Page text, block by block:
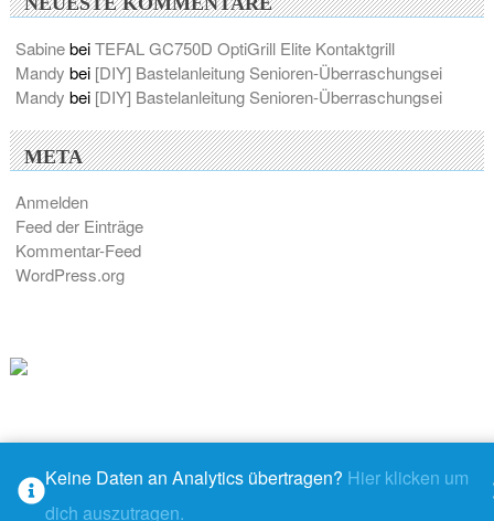
SabinebeiTEFAL GC750D OptiGrill Elite Kontaktgrill
Mandy bei [DIY] Bastelanleitung Senioren-Überraschungsei
Mandy bei [DIY] Bastelanleitung Senioren-Überraschungsei
META
Anmelden
Feed der Einträge
Kommentar-Feed
WordPress.org
© 2026 - M@ndys Blogwelt
Keine Daten an Analytics übertragen? Hier klicken um
dich auszutragen.